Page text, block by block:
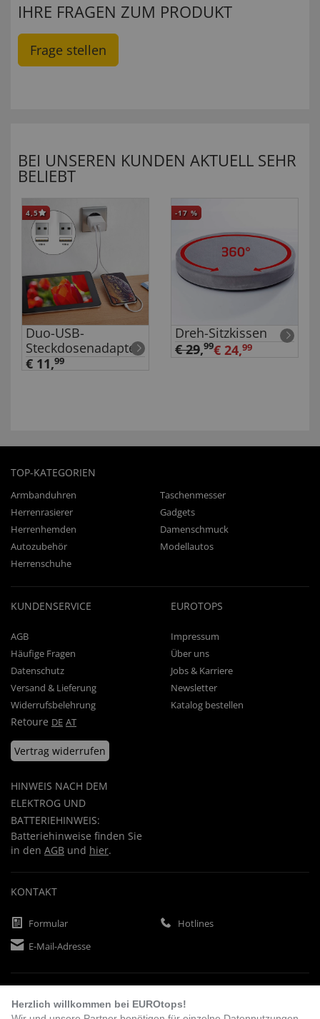
IHRE FRAGEN ZUM PRODUKT
Frage stellen
BEI UNSEREN KUNDEN AKTUELL SEHR
BELIEBT
4,5
Duo-USB-
Steckdosenadapter
€ 11,99
-17 %
Dreh-Sitzkissen
€ 29,99€ 24,99
TOP-KATEGORIEN
Armbanduhren
Taschenmesser
Herrenrasierer
Gadgets
Herrenhemden
Damenschmuck
Autozubehör
Modellautos
Herrenschuhe
KUNDENSERVICE
AGB
Häufige Fragen
Datenschutz
Versand & Lieferung
Widerrufsbelehrung
Retoure DE AT
Vertrag widerrufen
HINWEIS NACH DEM
ELEKTROG UND
BATTERIEHINWEIS:
Batteriehinweise finden Sie
in den AGB und hier.
EUROTOPS
Impressum
Über uns
Jobs & Karriere
Newsletter
Katalog bestellen
KONTAKT
Formular
Hotlines
E-Mail-Adresse
Herzlich willkommen bei EUROtops!